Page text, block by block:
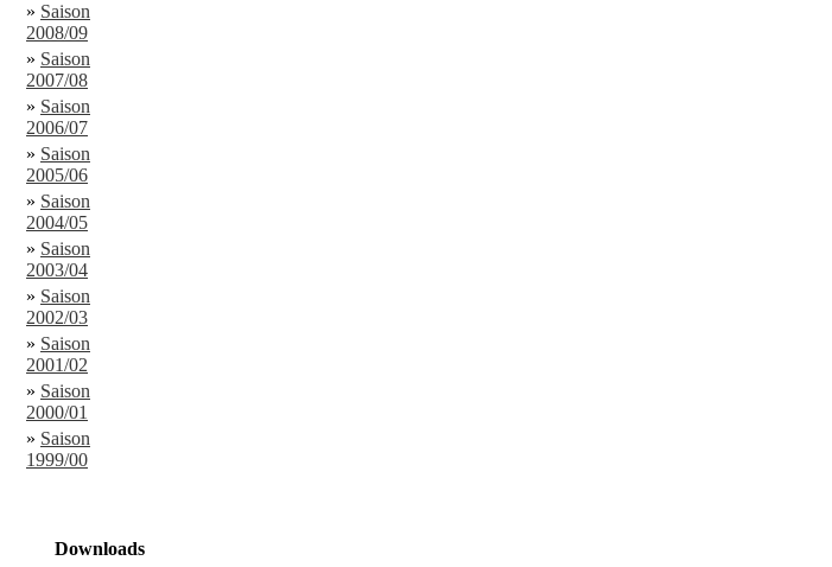
» Saison
2008/09
» Saison
2007/08
» Saison
2006/07
» Saison
2005/06
» Saison
2004/05
» Saison
2003/04
» Saison
2002/03
» Saison
2001/02
» Saison
2000/01
» Saison
1999/00
Downloads